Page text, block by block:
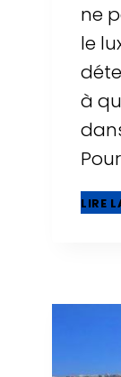
ne
le
à
LIRE